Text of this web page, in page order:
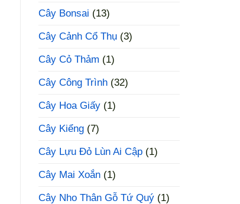
Cây Bonsai (13)
Cây Cảnh Cổ Thụ (3)
Cây Cỏ Thảm (1)
Cây Công Trình (32)
Cây Hoa Giấy (1)
Cây Kiểng (7)
Cây Lựu Đỏ Lùn Ai Cập (1)
Cây Mai Xoắn (1)
Cây Nho Thân Gỗ Tứ Quý (1)